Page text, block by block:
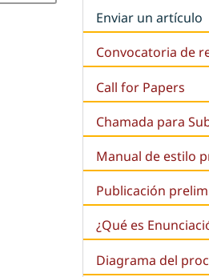
Enviar un artículo
Convocatoria de
Call for Papers
Chamada para
Manual de estilo
Publicación
¿Qué es
Diagrama del